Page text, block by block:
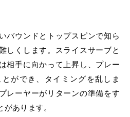
バウンドとトップスピンで知ら
しくします。スライスサーブと
相手に向かって上昇し、プレー
ができ、タイミングを乱しま
レーヤーがリターンの準備をす
あります。